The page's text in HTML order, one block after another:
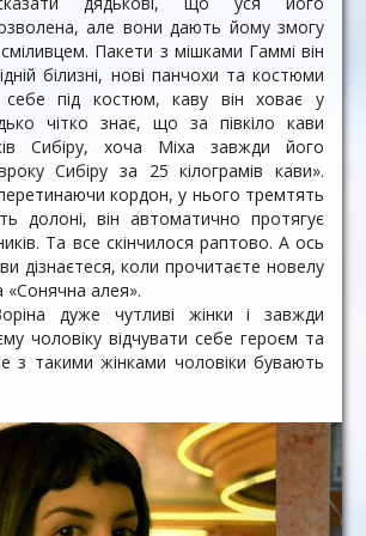
але вони дають йому змогу
Пакети з мішками Гаммі він
білизні, нові панчохи та костюми
під костюм, каву він ховає у
чітко знає, що за півкіло кави
Сибіру, хоча Міха завжди його
Сибіру за 25 кілограмів кави».
кордон, у нього тремтять
долоні, він автоматично протягує
Та все скінчилося раптово. А ось
дізнаєтеся, коли прочитаєте новелу
«Сонячна алея».
дуже чутливі жінки і завжди
чоловіку відчувати себе героєм та
з такими жінками чоловіки бувають